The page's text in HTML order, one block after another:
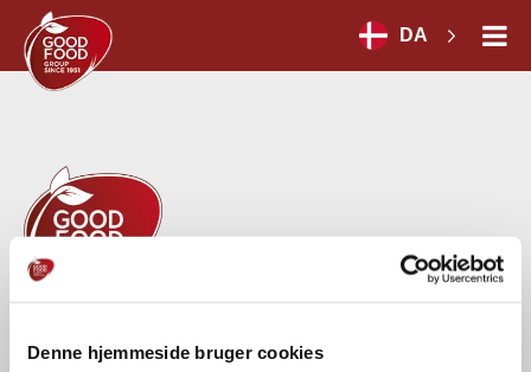
Denne hjemmeside bruger cookies
DA
Herredsvej 30 A